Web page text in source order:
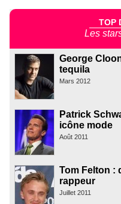
TOP
Les
George
tequila
Mars 2012
Patrick
icône mode
Août 2011
Tom Felton :
rappeur
Juillet 2011